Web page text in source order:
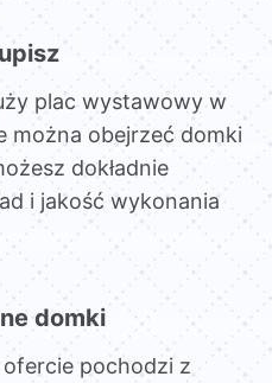
plac wystawowy w
można obejrzeć domki
dokładnie
i jakość wykonania
domki
pochodzi z